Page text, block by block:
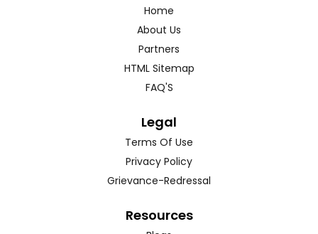
Home
About Us
Partners
HTML Sitemap
FAQ'S
Legal
Terms Of Use
Privacy Policy
Grievance-Redressal
Resources